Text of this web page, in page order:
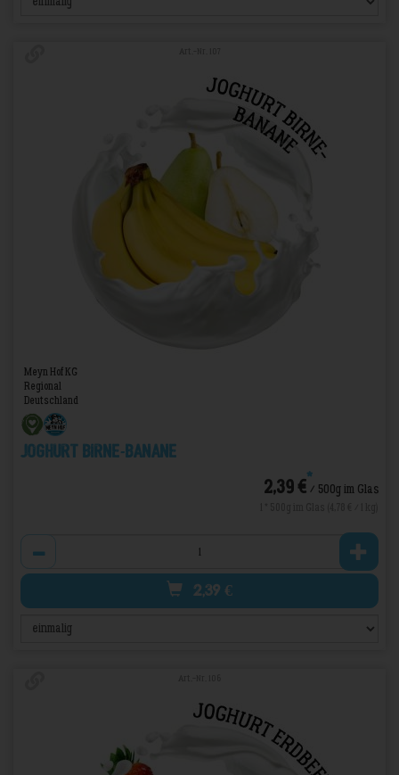
Meyn Hof KG
Regional
Deutschland
Joghurt Birne-Banane
2,39 €*/ 500g im Glas
2,39 €